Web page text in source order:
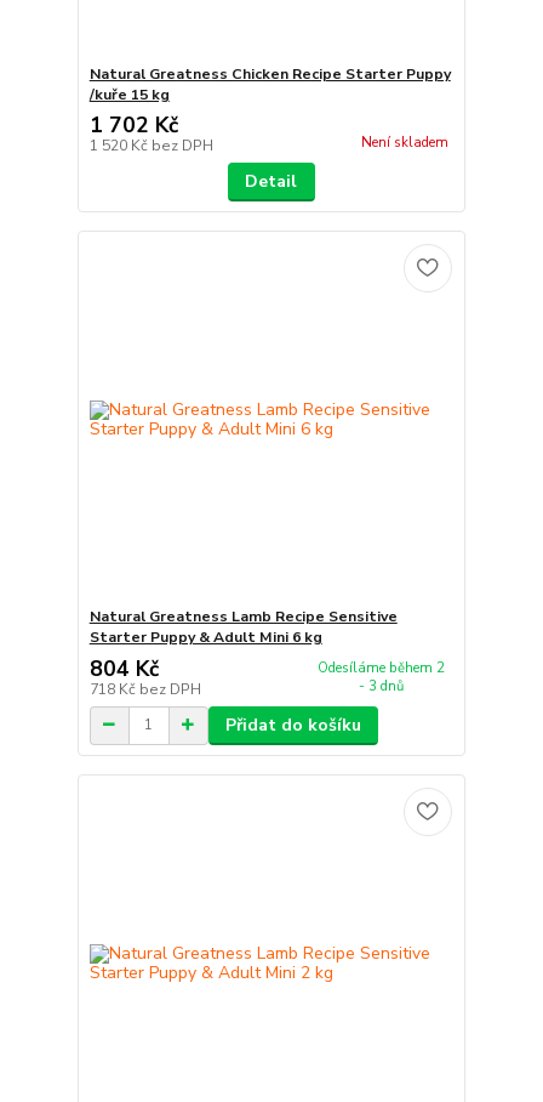
Natural Greatness Chicken Recipe Starter Puppy
/kuře 15 kg
1 702 Kč
1 520 Kč bez DPH Není skladem
Detail
Natural Greatness Lamb Recipe Sensitive
Starter Puppy & Adult Mini 6 kg
804 Kč
718 Kč bez DPH
Odesíláme během 2
- 3 dnů
Přidat do košíku